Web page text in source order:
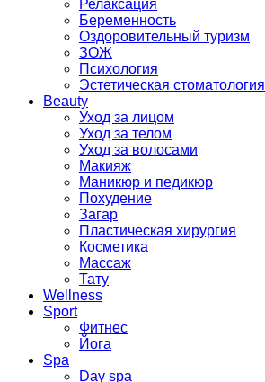
Релаксация
Беременность
Оздоровительный туризм
ЗОЖ
Психология
Эстетическая стоматология
Beauty
Уход за лицом
Уход за телом
Уход за волосами
Макияж
Маникюр и педикюр
Похудение
Загар
Пластическая хирургия
Косметика
Массаж
Тату
Wellness
Sport
Фитнес
Йога
Spa
Day spa